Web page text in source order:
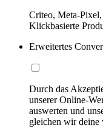
Criteo, Meta-
Klickbasierte
Erweitertes
Durch das
unserer Online-
auswerten und
gleichen wir deine